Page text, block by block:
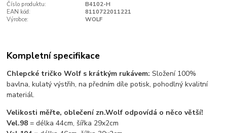
Číslo produktu:
B4102-H
EAN kód:
8110722011221
Výrobce:
WOLF
Kompletní specifikace
Chlepcké tričko Wolf s krátkým rukávem: Složení 100%
bavlna, kulatý výstřih, na předním díle potisk, pohodlný kvalitní
materiál.
Velikosti měřte, oblečení zn.Wolf odpovídá o něco větší!
Vel.98= délka 44cm, šířka 29x2cm